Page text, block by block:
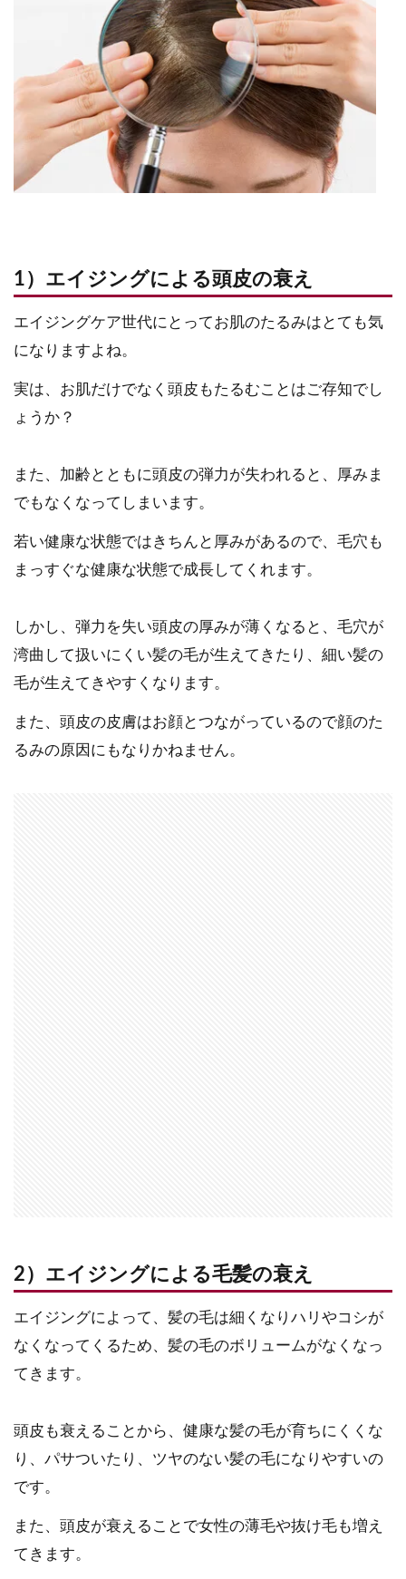
1）エイジングによる頭皮の衰え
エイジングケア世代にとってお肌のたるみはとても気
になりますよね。
実は、お肌だけでなく頭皮もたるむことはご存知でし
ょうか？
また、加齢とともに頭皮の弾力が失われると、厚みま
でもなくなってしまいます。
若い健康な状態ではきちんと厚みがあるので、毛穴も
まっすぐな健康な状態で成長してくれます。
しかし、弾力を失い頭皮の厚みが薄くなると、毛穴が
湾曲して扱いにくい髪の毛が生えてきたり、細い髪の
毛が生えてきやすくなります。
また、頭皮の皮膚はお顔とつながっているので顔のた
るみの原因にもなりかねません。
2）エイジングによる毛髪の衰え
エイジングによって、髪の毛は細くなりハリやコシが
なくなってくるため、髪の毛のボリュームがなくなっ
てきます。
頭皮も衰えることから、健康な髪の毛が育ちにくくな
り、パサついたり、ツヤのない髪の毛になりやすいの
です。
また、頭皮が衰えることで女性の薄毛や抜け毛も増え
てきます。